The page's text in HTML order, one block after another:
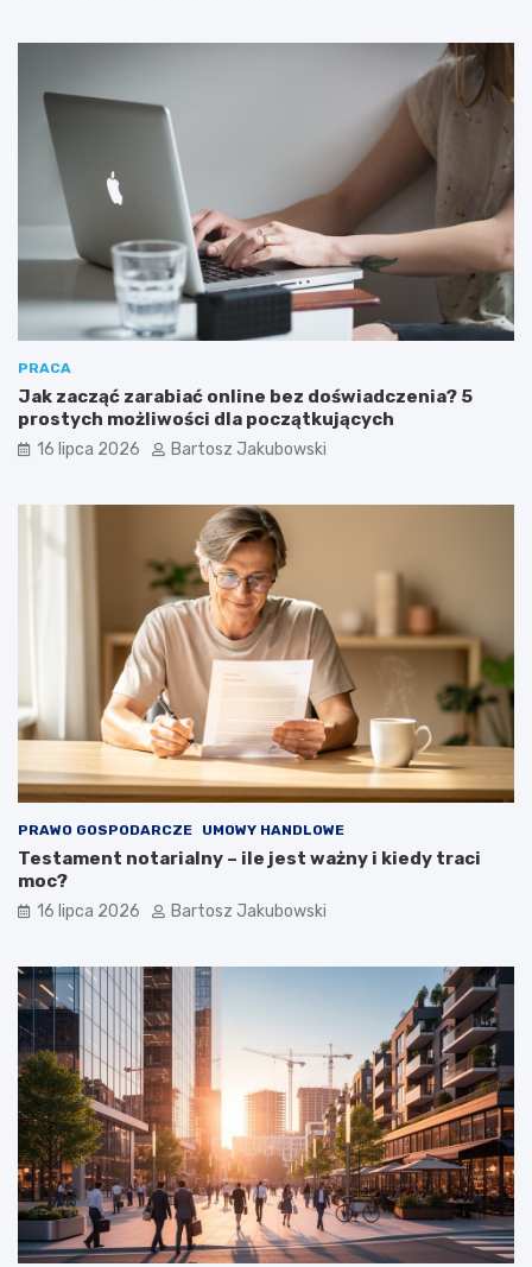
PRACA
Jak zacząć zarabiać online bez doświadczenia? 5
prostych możliwości dla początkujących
16 lipca 2026 Bartosz Jakubowski
PRAWO GOSPODARCZE UMOWY HANDLOWE
Testament notarialny – ile jest ważny i kiedy traci
moc?
16 lipca 2026 Bartosz Jakubowski